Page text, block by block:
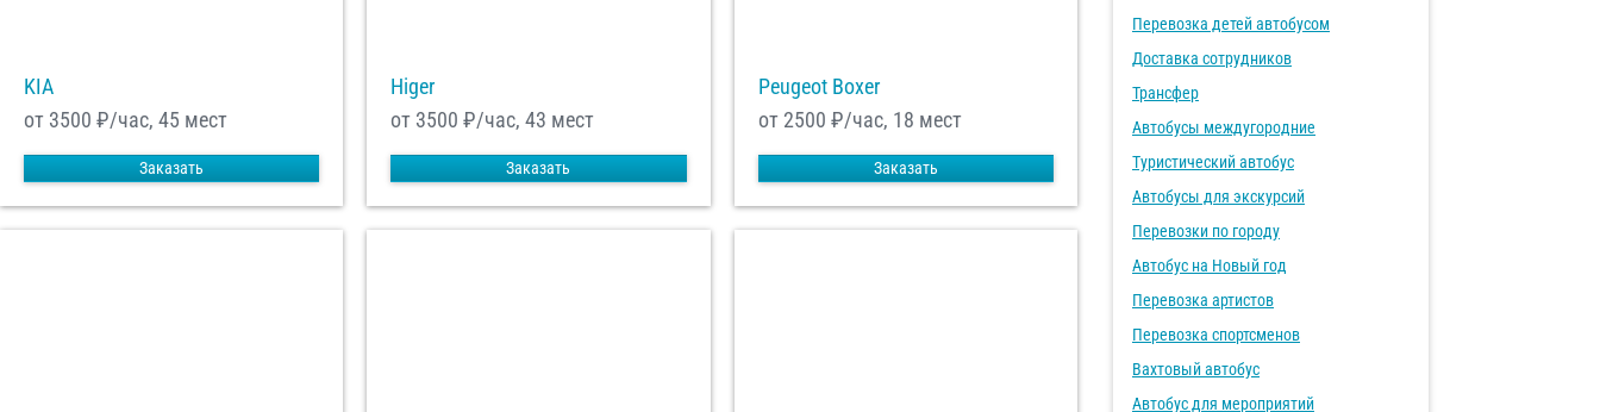
KIA
от 3500 ₽/час, 45 мест
Заказать
Higer
от 3500 ₽/час, 43 мест
Заказать
Peugeot Boxer
от 2500 ₽/час, 18 мест
Заказать
Перевозка детей автобусом
Доставка сотрудников
Трансфер
Автобусы междугородние
Туристический автобус
Автобусы для экскурсий
Перевозки по городу
Автобус на Новый год
Перевозка артистов
Перевозка спортсменов
Вахтовый автобус
Автобус для мероприятий